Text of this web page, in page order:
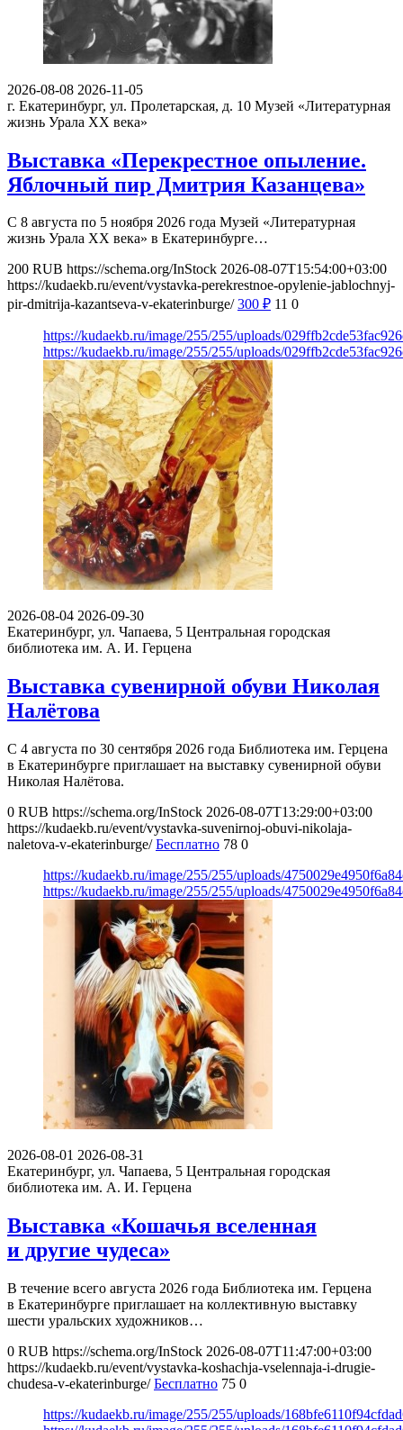
2026-08-08 2026-11-05
г. Екатеринбург, ул. Пролетарская, д. 10 Музей «Литературная
жизнь Урала ХХ века»
Выставка «Перекрестное опыление.
Яблочный пир Дмитрия Казанцева»
С 8 августа по 5 ноября 2026 года Музей «Литературная
жизнь Урала ХХ века» в Екатеринбурге…
200 RUB https://schema.org/InStock 2026-08-07T15:54:00+03:00
https://kudaekb.ru/event/vystavka-perekrestnoe-opylenie-jablochnyj-
pir-dmitrija-kazantseva-v-ekaterinburge/ 300 ₽ 11 0
https://kudaekb.ru/image/255/255/uploads/
https://kudaekb.ru/image/255/255/uploads/
2026-08-04 2026-09-30
Екатеринбург, ул. Чапаева, 5 Центральная городская
библиотека им. А. И. Герцена
Выставка сувенирной обуви Николая
Налётова
С 4 августа по 30 сентября 2026 года Библиотека им. Герцена
в Екатеринбурге приглашает на выставку сувенирной обуви
Николая Налётова.
0 RUB https://schema.org/InStock 2026-08-07T13:29:00+03:00
https://kudaekb.ru/event/vystavka-suvenirnoj-obuvi-nikolaja-
naletova-v-ekaterinburge/ Бесплатно 78 0
https://kudaekb.ru/image/255/255/uploads/
https://kudaekb.ru/image/255/255/uploads/
2026-08-01 2026-08-31
Екатеринбург, ул. Чапаева, 5 Центральная городская
библиотека им. А. И. Герцена
Выставка «Кошачья вселенная
и другие чудеса»
В течение всего августа 2026 года Библиотека им. Герцена
в Екатеринбурге приглашает на коллективную выставку
шести уральских художников…
0 RUB https://schema.org/InStock 2026-08-07T11:47:00+03:00
https://kudaekb.ru/event/vystavka-koshachja-vselennaja-i-drugie-
chudesa-v-ekaterinburge/ Бесплатно 75 0
https://kudaekb.ru/image/255/255/uploads/